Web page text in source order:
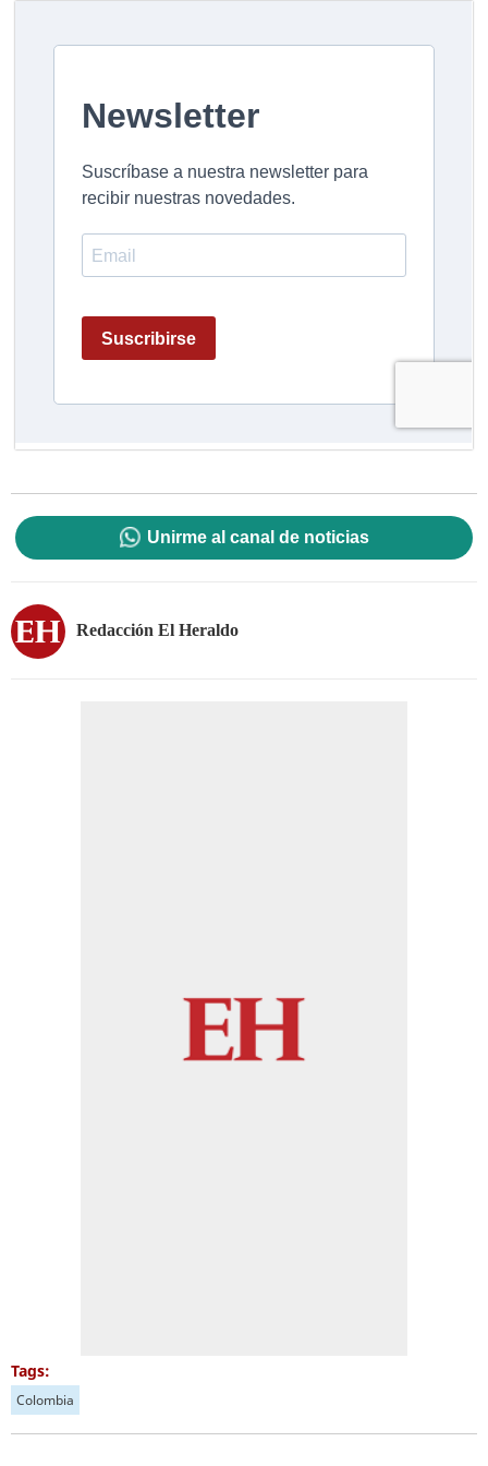
Unirme al canal de noticias
Redacción El Heraldo
Tags:
Colombia